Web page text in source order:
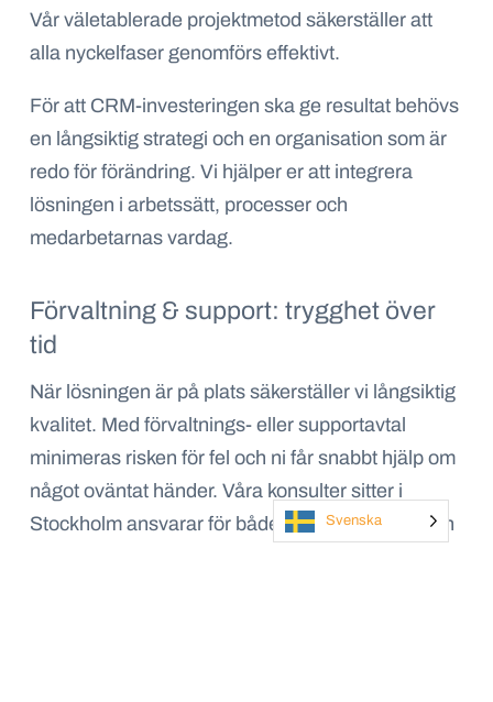
Vår väletablerade projektmetod säkerställer att
alla nyckelfaser genomförs effektivt.
För att CRM-investeringen ska ge resultat behövs
en långsiktig strategi och en organisation som är
redo för förändring. Vi hjälper er att integrera
lösningen i arbetssätt, processer och
medarbetarnas vardag.
Förvaltning & support: trygghet över
tid
När lösningen är på plats säkerställer vi långsiktig
kvalitet. Med förvaltnings- eller supportavtal
minimeras risken för fel och ni får snabbt hjälp om
något oväntat händer. Våra konsulter sitter i
Stockholm ansvarar för både implementation och
Svenska